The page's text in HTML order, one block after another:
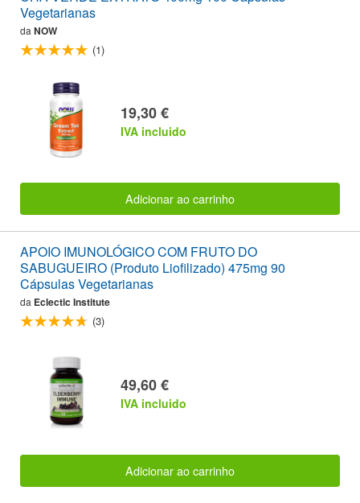
Vegetarianas
da NOW
(1)
19,30 €
IVA incluido
Adicionar ao carrinho
APOIO IMUNOLÓGICO COM FRUTO DO
SABUGUEIRO (Produto Liofilizado) 475mg 90
Cápsulas Vegetarianas
da Eclectic Institute
(3)
49,60 €
IVA incluido
Adicionar ao carrinho